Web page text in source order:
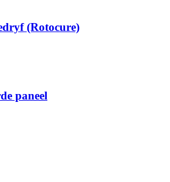
(Rotocure)
paneel